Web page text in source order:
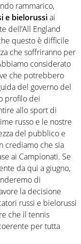
rammarico,
e bielorussiai
dell’All England
questo è difficile
che soffriranno per
considerato
che potrebbero
del governo del
profilo dei
allo sport di
russo e le nostre
del pubblico e
crediamo che sia
ai Campionati. Se
da qui a giugno,
di
la decisione
russi e bielorussi
che il tennis
per tutta